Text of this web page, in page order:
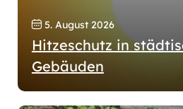
5. August 2026
Hitzeschutz in
Gebäuden